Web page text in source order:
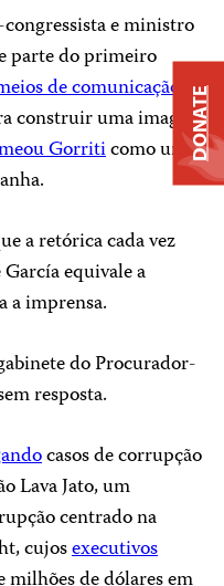
congressista e ministro
parte do primeiro
de comunicação
construir uma imagem
Gorriticomo um
a retórica cada vez
equivale a
a imprensa.
do Procurador-
resposta.
casos de corrupção
Lava Jato, um
centrado na
cujosexecutivos
DONATE